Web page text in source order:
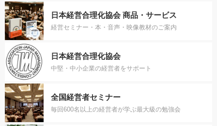
日本経営合理化協会 商品・サービス
経営セミナー・本・音声・映像教材のご案内
日本経営合理化協会
中堅・中小企業の経営者をサポート
全国経営者セミナー
毎回600名以上の経営者が学ぶ最大級の勉強会